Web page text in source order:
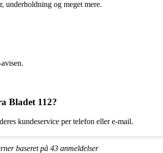
underholdning og meget mere.
Bladet 112?
kundeservice per telefon eller e-mail.
baseret på 43 anmeldelser